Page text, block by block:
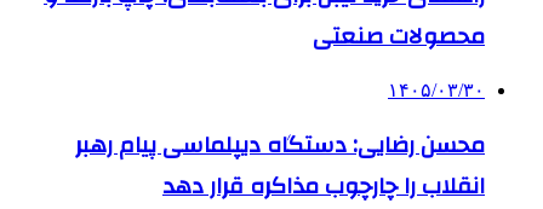
محصولات صنعتی
۱۴۰۵/۰۳/۳۰
محسن رضایی: دستگاه دیپلماسی پیام رهبر
انقلاب را چارچوب مذاکره قرار دهد